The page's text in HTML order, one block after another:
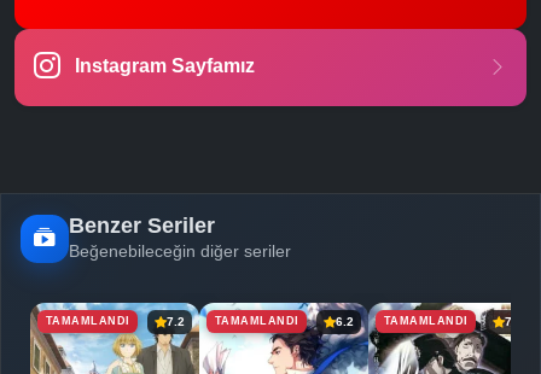
-Bölüm No: 24
Instagram Sayfamız
Benzer Seriler
Beğenebileceğin diğer seriler
TAMAMLANDI 7.2 TAMAMLANDI 6.2 TAMAMLANDI 7.5